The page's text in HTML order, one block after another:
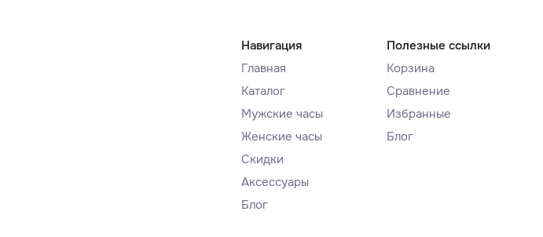
Навигация
Главная
Каталог
Мужские часы
Женские часы
Скидки
Аксессуары
Блог
Полезные ссылки
Корзина
Сравнение
Избранные
Блог